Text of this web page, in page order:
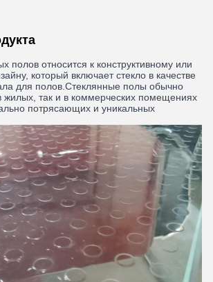
полов относится к конструктивному или
который включает стекло в качестве
для полов.Стеклянные полы обычно
жилых, так и в коммерческих помещениях
потрясающих и уникальных